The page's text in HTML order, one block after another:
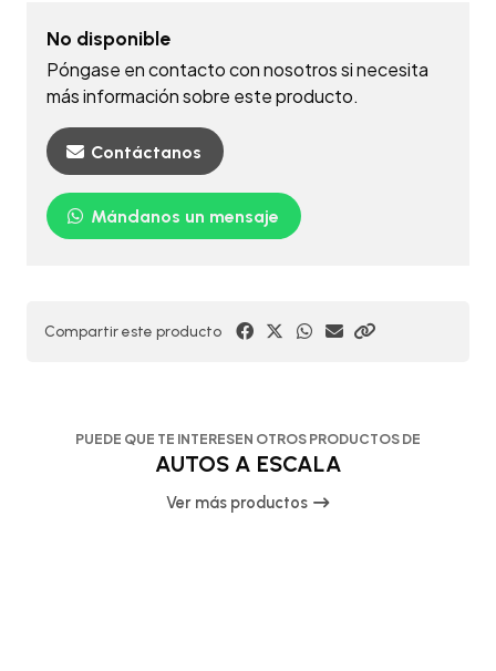
No disponible
Póngase en contacto con nosotros si necesita
más información sobre este producto.
Contáctanos
Mándanos un mensaje
Compartir este producto
PUEDE QUE TE INTERESEN OTROS PRODUCTOS DE
AUTOS A ESCALA
Ver más productos